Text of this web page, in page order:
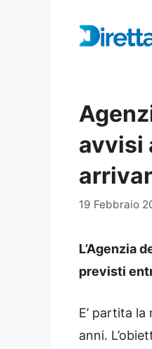
avvisi
19 Febbraio
L’Agenzia
previsti
E’ partita
anni.